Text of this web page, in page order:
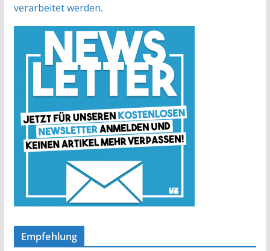
verarbeitet werden.
Empfehlung